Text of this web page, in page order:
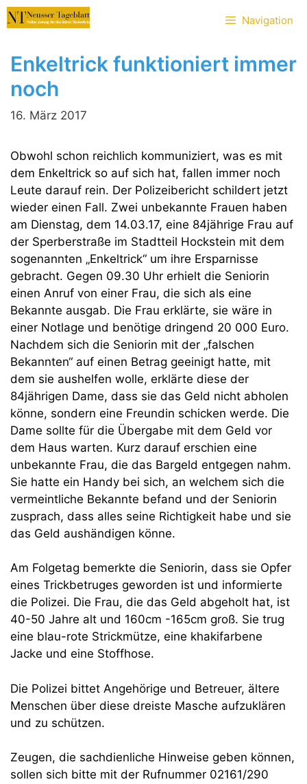
Zum
Inhalt
Navigation
Enkeltrick funktioniert immer
noch
16. März 2017
Obwohl schon reichlich kommuniziert, was es mit
dem Enkeltrick so auf sich hat, fallen immer noch
Leute darauf rein. Der Polizeibericht schildert jetzt
wieder einen Fall. Zwei unbekannte Frauen haben
am Dienstag, dem 14.03.17, eine 84jährige Frau auf
der Sperberstraße im Stadtteil Hockstein mit dem
sogenannten „Enkeltrick“ um ihre Ersparnisse
gebracht. Gegen 09.30 Uhr erhielt die Seniorin
einen Anruf von einer Frau, die sich als eine
Bekannte ausgab. Die Frau erklärte, sie wäre in
einer Notlage und benötige dringend 20 000 Euro.
Nachdem sich die Seniorin mit der „falschen
Bekannten“ auf einen Betrag geeinigt hatte, mit
dem sie aushelfen wolle, erklärte diese der
84jährigen Dame, dass sie das Geld nicht abholen
könne, sondern eine Freundin schicken werde. Die
Dame sollte für die Übergabe mit dem Geld vor
dem Haus warten. Kurz darauf erschien eine
unbekannte Frau, die das Bargeld entgegen nahm.
Sie hatte ein Handy bei sich, an welchem sich die
vermeintliche Bekannte befand und der Seniorin
zusprach, dass alles seine Richtigkeit habe und sie
das Geld aushändigen könne.
Am Folgetag bemerkte die Seniorin, dass sie Opfer
eines Trickbetruges geworden ist und informierte
die Polizei. Die Frau, die das Geld abgeholt hat, ist
40-50 Jahre alt und 160cm -165cm groß. Sie trug
eine blau-rote Strickmütze, eine khakifarbene
Jacke und eine Stoffhose.
Die Polizei bittet Angehörige und Betreuer, ältere
Menschen über diese dreiste Masche aufzuklären
und zu schützen.
Zeugen, die sachdienliche Hinweise geben können,
sollen sich bitte mit der Rufnummer 02161/290